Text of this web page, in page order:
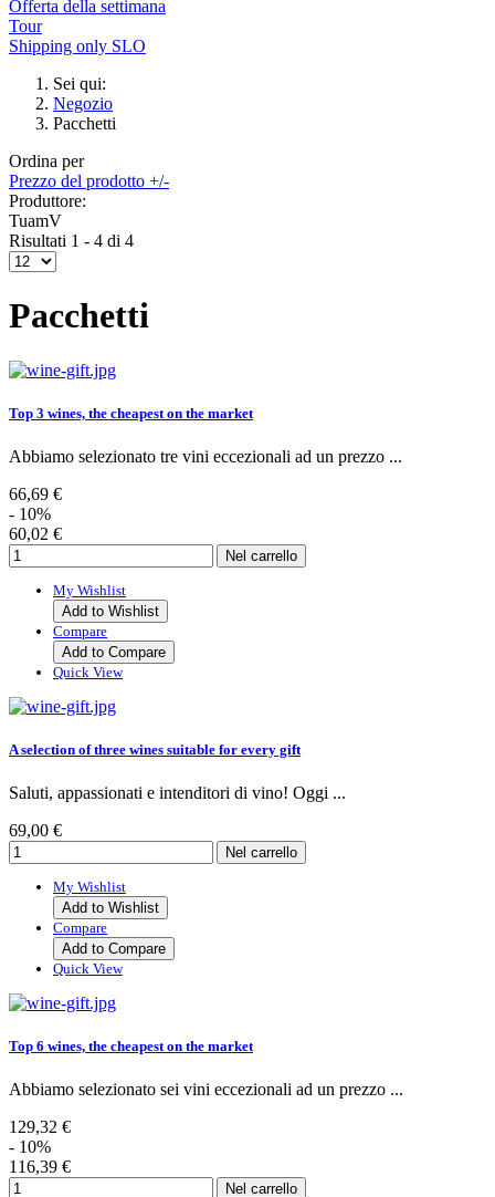
Offerta della settimana
Tour
Shipping only SLO
Sei qui:
Negozio
Pacchetti
Ordina per
Prezzo del prodotto +/-
Produttore:
TuamV
Risultati 1 - 4 di 4
Pacchetti
Top 3 wines, the cheapest on the market
Abbiamo selezionato tre vini eccezionali ad un prezzo ...
66,69 €
- 10%
60,02 €
My Wishlist
Add to Wishlist
Compare
Add to Compare
Quick View
A selection of three wines suitable for every gift
Saluti, appassionati e intenditori di vino! Oggi ...
69,00 €
My Wishlist
Add to Wishlist
Compare
Add to Compare
Quick View
Top 6 wines, the cheapest on the market
Abbiamo selezionato sei vini eccezionali ad un prezzo ...
129,32 €
- 10%
116,39 €